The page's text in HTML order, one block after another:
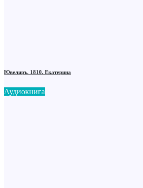
Ювелиръ. 1810. Екатерина
Аудиокнига